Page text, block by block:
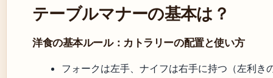
テーブルマナーの基本は？
洋食の基本ルール：カトラリーの配置と使い方
フォークは左手、ナイフは右手に持つ（左利き